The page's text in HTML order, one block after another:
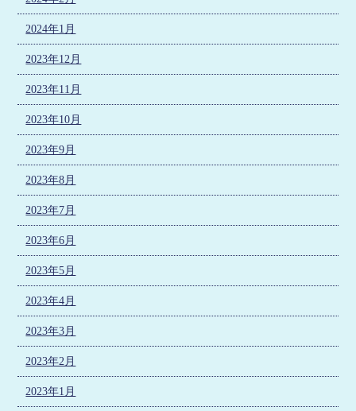
2024年1月
2023年12月
2023年11月
2023年10月
2023年9月
2023年8月
2023年7月
2023年6月
2023年5月
2023年4月
2023年3月
2023年2月
2023年1月